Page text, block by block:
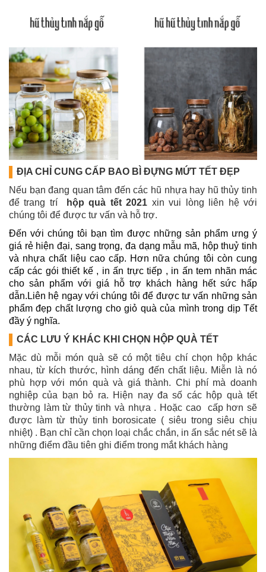
ĐỊA CHỈ CUNG CẤP BAO BÌ ĐỰNG MỨT TẾT ĐẸP
Nếu bạn đang quan tâm đến các hũ nhựa hay hũ thủy tinh
để trang trí
hộp quà tết 2021 xin vui lòng liên hệ với
chúng tôi để được tư vấn và hỗ trợ.
Đến với chúng tôi bạn tìm được những sản phẩm ưng ý
giá rẻ hiện đại, sang trọng, đa dạng mẫu mã, hộp thuỷ tinh
và nhựa chất liệu cao cấp. Hơn nữa chúng tôi còn cung
cấp các gói thiết kế , in ấn trực tiếp , in ấn tem nhãn mác
cho sản phẩm với giá hỗ trợ khách hàng hết sức hấp
dẫn. Liên hệ ngay với chúng tôi để được tư vấn những sản
phẩm đẹp chất lượng cho giỏ quà của mình trong dịp Tết
đầy ý nghĩa.
CÁC LƯU Ý KHÁC KHI CHỌN HỘP QUÀ TẾT
Mặc dù mỗi món quà sẽ có một tiêu chí chọn hộp khác
nhau, từ kích thước, hình dáng đến chất liệu. Miễn là nó
phù hợp với món quà và giá thành. Chi phí mà doanh
nghiệp của bạn bỏ ra. Hiện nay đa số các hộp quà tết
thường làm từ thủy tinh và nhựa . Hoặc cao cấp hơn sẽ
được làm từ thủy tinh borosicate ( siêu trong siêu chịu
nhiệt) . Bạn chỉ cần chọn loại chắc chắn, in ấn sắc nét sẽ là
những điểm đầu tiên ghi điểm trong mắt khách hàng